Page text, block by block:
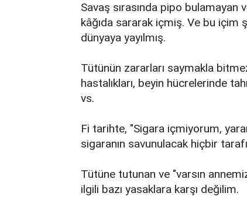
Savaş sırasında pipo
kâğıda sararak içmiş. Ve bu içim
dünyaya yayılmış.
Tütünün zararları saymakla
hastalıkları, beyin hücrelerinde
vs.
Fi tarihte, "Sigara içmiyorum,
sigaranın savunulacak hiçbir
Tütüne tutunan ve "varsın
ilgili bazı yasaklara karşı değilim.